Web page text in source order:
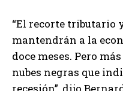
“El recorte tributario
mantendrán a la
doce meses. Pero
nubes negras que